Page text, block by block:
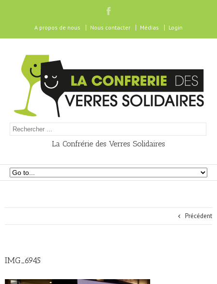
A propos de nous Nous contacter Médias Login
La Confrérie des Verres Solidaires
Précédent
IMG_6945